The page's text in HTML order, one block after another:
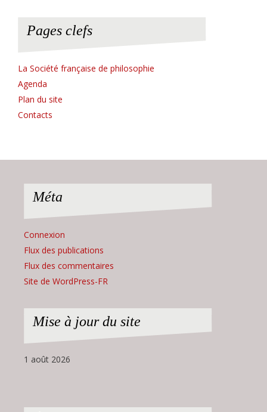
Pages clefs
La Société française de philosophie
Agenda
Plan du site
Contacts
Méta
Connexion
Flux des publications
Flux des commentaires
Site de WordPress-FR
Mise à jour du site
1 août 2026